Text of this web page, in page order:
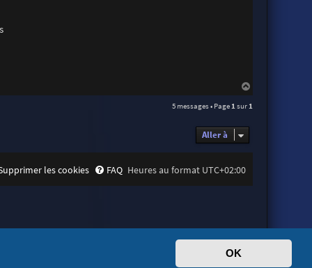
OK
a
u
5 messages • Page 1 sur 1
Aller à
Heures au format UTC+02:00
FAQ
les cookies